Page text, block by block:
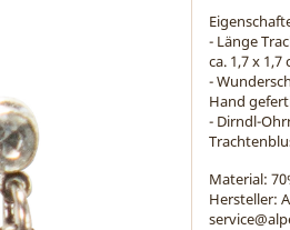
- Länge
ca. 1,7 x 1,7
-
Hand
- Dirndl-
Material:
Hersteller: